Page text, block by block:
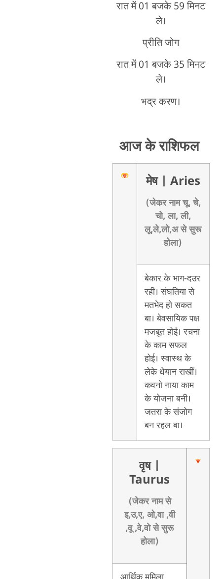
रात में 01 बजके 59 मिनट
ले।
प्रीति जोग
रात में 01 बजके 35 मिनट
ले।
भद्र करण।
आज के राशिफल
मेष | Aries
(जेकर नाम चू, चे,
चो, ला, ली,
लू,ले,लो,अ से सुरू
होला)
बेकार के भाग-दउर
रही। संघतिया से
मतभेद हो सकत
बा। बेवसायिक पक्ष
मजबूत होई। रचना
के काम सफल
होई। स्वास्थ के
लेके धेयान राखीं।
कवनो नाया काम
के योजना बनी।
जतरा के संजोग
बन रहल बा।
वृष
Taurus
(जेकर नाम से
इ,उ,ए, ओ,वा ,वी
,वू ,वे,वो से सुरू
होला)